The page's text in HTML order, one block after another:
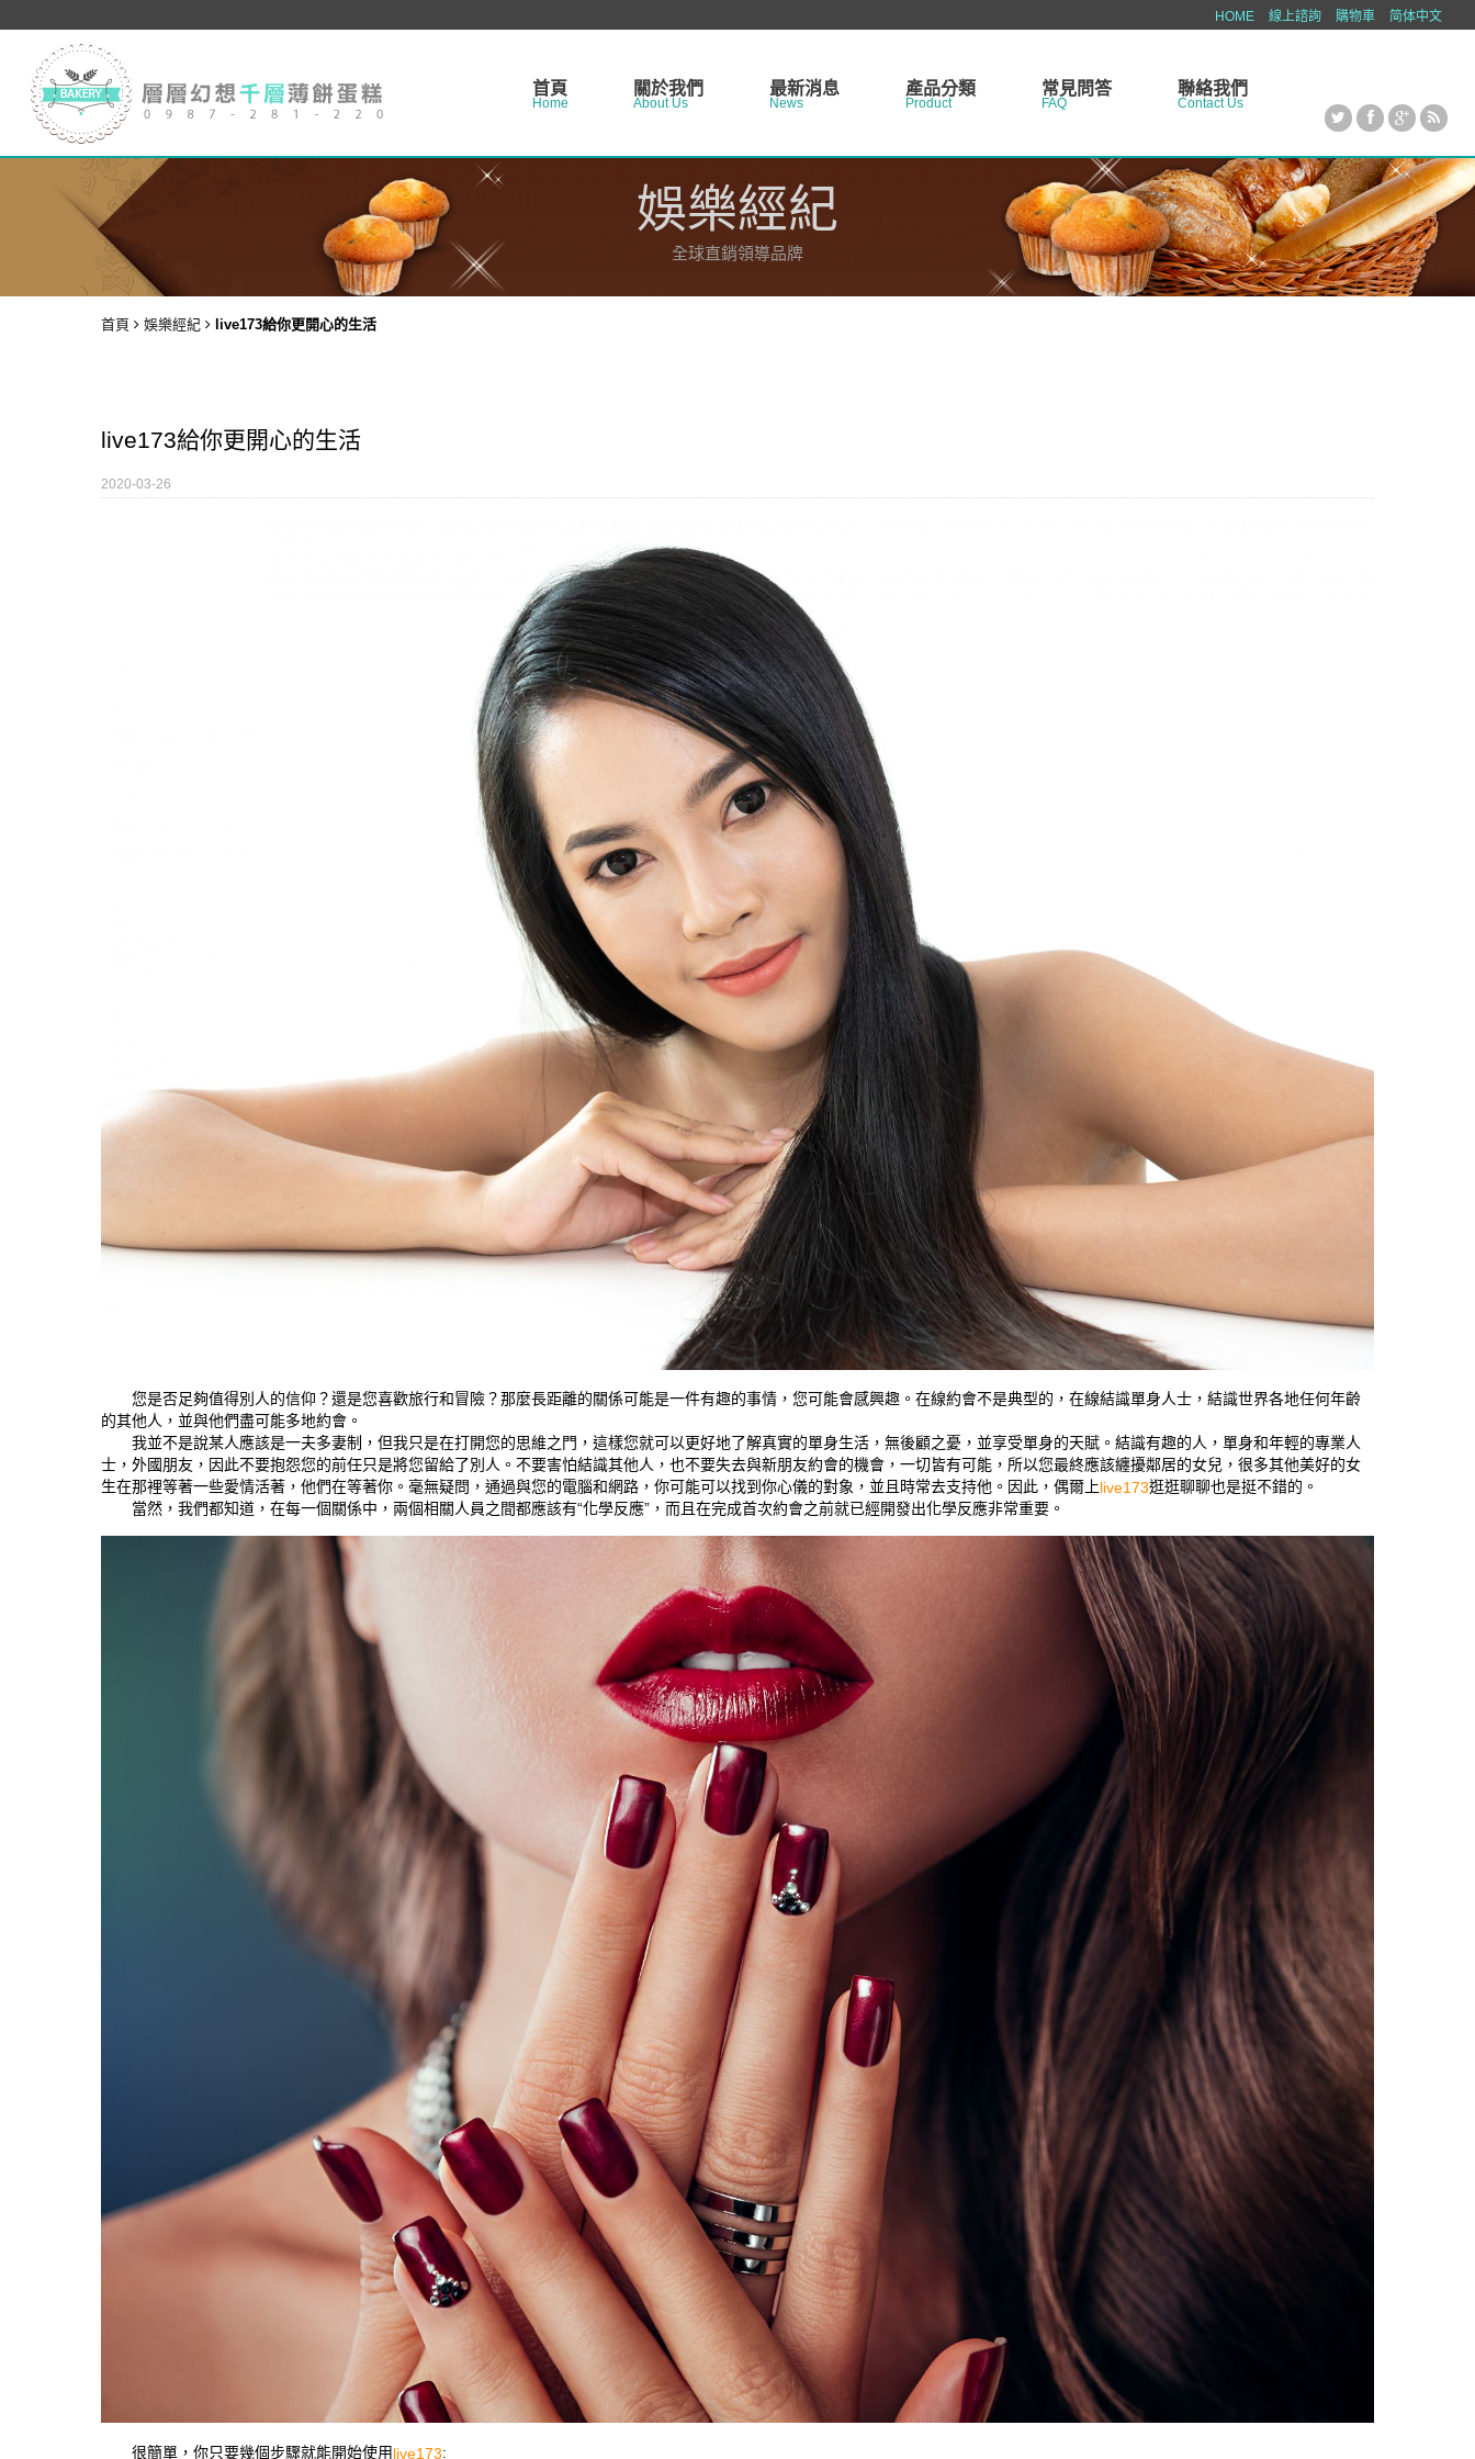
HOME 線上諮詢 購物車 简体中文
首頁
Home
關於我們
About Us
最新消息
News
包車接送服務
娛樂經紀
月子中心
旅遊服務
貸款服務
企業
八大
教育
飲食
產品分類
Product
冰棒
常見問答
FAQ
聯絡我們
Contact Us
娛樂經紀
全球直銷領導品牌
首頁 娛樂經紀 live173給你更開心的生活
live173給你更開心的生活
2020-03-26
您是否足夠值得別人的信仰？還是您喜歡旅行和冒險？那麼長距離的關係可能是一件有趣的事情，您可能會感興趣。在線約會不是典型的，在線結識單身人士，結識世界各地任何年齡
的其他人，並與他們盡可能多地約會。
我並不是說某人應該是一夫多妻制，但我只是在打開您的思維之門，這樣您就可以更好地了解真實的單身生活，無後顧之憂，並享受單身的天賦。結識有趣的人，單身和年輕的專業人
士，外國朋友，因此不要抱怨您的前任只是將您留給了別人。不要害怕結識其他人，也不要失去與新朋友約會的機會，一切皆有可能，所以您最終應該纏擾鄰居的女兒，很多其他美好的女
生在那裡等著一些愛情活著，他們在等著你。毫無疑問，通過與您的電腦和網路，你可能可以找到你心儀的對象，並且時常去支持他。因此，偶爾上live173逛逛聊聊也是挺不錯的。
當然，我們都知道，在每一個關係中，兩個相關人員之間都應該有“化學反應”，而且在完成首次約會之前就已經開發出化學反應非常重要。
很簡單，你只要幾個步驟就能開始使用live173: